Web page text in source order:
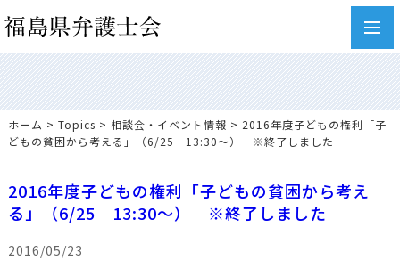
ホーム > Topics > 相談会・イベント情報 > 2016年度子どもの権利「子
どもの貧困から考える」（6/25 13:30～） ※終了しました
2016年度子どもの権利「子どもの貧困から考え
る」（6/25 13:30～） ※終了しました
2016/05/23